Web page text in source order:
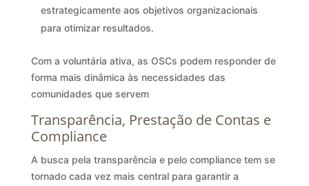
estrategicamente aos objetivos organizacionais
para otimizar resultados.
Com a voluntária ativa, as OSCs podem responder de
forma mais dinâmica às necessidades das
comunidades que servem
Transparência, Prestação de Contas e
Compliance
A busca pela transparência e pelo compliance tem se
tornado cada vez mais central para garantir a